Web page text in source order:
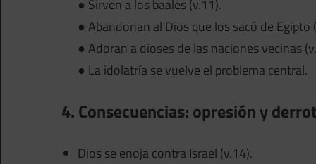
● Sirven a los baales (v.11).
● Abandonan al Dios que los sacó de Egipto
● Adoran a dioses de las naciones vecinas
● La idolatría se vuelve el problema central.
4. Consecuencias: opresión y
Dios se enoja contra Israel (v.14).